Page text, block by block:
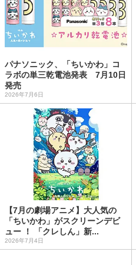
パナソニック、「ちいかわ」コ
ラボの単三乾電池発表 7月10日
発売
2026年7月6日
【7月の劇場アニメ】大人気の
「ちいかわ」がスクリーンデビ
ュー ！ 「クレしん」新...
2026年7月4日